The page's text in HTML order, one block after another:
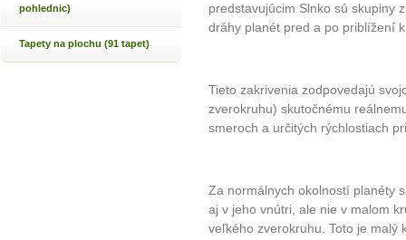
pohlednic)
Tapety na plochu (91 tapet)
predstavujúcim Slnko sú skupiny
dráhy planét pred a po priblížení
Tieto zakrivenia zodpovedajú
zverokruhu) skutočnému
smeroch a určitých rýchlostiach
Za normálnych okolností planéty
aj v jeho vnútri, ale nie v malom
veľkého zverokruhu. Toto je malý